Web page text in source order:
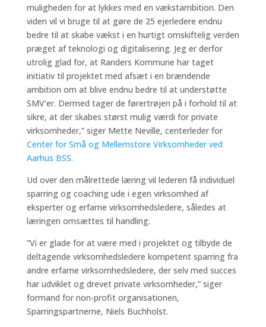
muligheden for at lykkes med en vækstambition. Den
viden vil vi bruge til at gøre de 25 ejerledere endnu
bedre til at skabe vækst i en hurtigt omskiftelig verden
præget af teknologi og digitalisering. Jeg er derfor
utrolig glad for, at Randers Kommune har taget
initiativ til projektet med afsæt i en brændende
ambition om at blive endnu bedre til at understøtte
SMV’er. Dermed tager de førertrøjen på i forhold til at
sikre, at der skabes størst mulig værdi for private
virksomheder,” siger Mette Neville, centerleder for
Center for Små og Mellemstore Virksomheder ved
Aarhus BSS.
Ud over den målrettede læring vil lederen få individuel
sparring og coaching ude i egen virksomhed af
eksperter og erfarne virksomhedsledere, således at
læringen omsættes til handling.
”Vi er glade for at være med i projektet og tilbyde de
deltagende virksomhedsledere kompetent sparring fra
andre erfarne virksomhedsledere, der selv med succes
har udviklet og drevet private virksomheder,” siger
formand for non-profit organisationen,
Sparringspartnerne, Niels Buchholst.